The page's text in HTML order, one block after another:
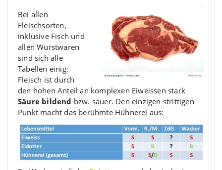
Bei allen
Fleischsorten,
inklusive Fisch und
allen Wurstwaren
sind sich alle
Tabellen einig:
Fleisch ist durch
den hohen Anteil an komplexen Eiweissen stark
Säure bildend bzw. sauer. Den einzigen strittigen
Punkt macht das berühmte Hühnerei aus: